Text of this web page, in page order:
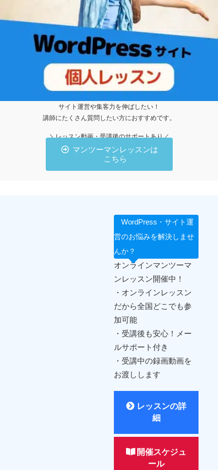
サイト運営や集客力を伸ばしたい！
講師にたくさん質問したい方におすすめです。
＼レッスン動画・受講後のサポートあり／
マンツーマンレッスンは
こちら
WordPress・サイト運
営のお悩みを解決しませ
んか？
オンラインマンツーマ
ンレッスン開催中！
・オンラインレッスン
だから全国どこでも参
加可能
・受講後も安心！メー
ルサポート付き
・受講中の録画動画を
お渡しします
レッスンの詳
細
開催スケジュ
ール